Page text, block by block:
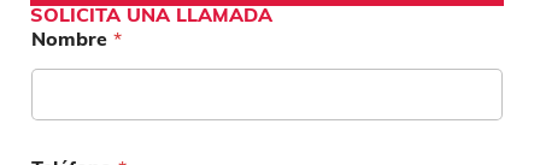
SOLICITA UNA LLAMADA
Nombre *